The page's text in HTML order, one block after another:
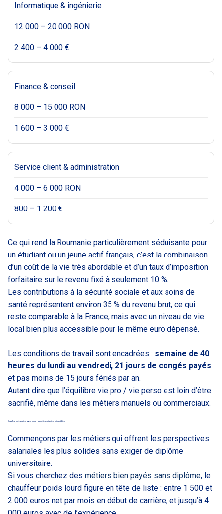
Informatique & ingénierie
12 000 – 20 000 RON
2 400 – 4 000 €
Finance & conseil
8 000 – 15 000 RON
1 600 – 3 000 €
Service client & administration
4 000 – 6 000 RON
800 – 1 200 €
Ce qui rend la Roumanie particulièrement séduisante pour
un étudiant ou un jeune actif français, c’est la combinaison
d’un coût de la vie très abordable et d’un taux d’imposition
forfaitaire sur le revenu fixé à seulement 10 %.
Les contributions à la sécurité sociale et aux soins de
santé représentent environ 35 % du revenu brut, ce qui
reste comparable à la France, mais avec un niveau de vie
local bien plus accessible pour le même euro dépensé.
Les conditions de travail sont encadrées : semaine de 40
heures du lundi au vendredi, 21 jours de congés payés
et pas moins de 15 jours fériés par an.
Autant dire que l’équilibre vie pro / vie perso est loin d’être
sacrifié, même dans les métiers manuels ou commerciaux.
Chauffeur, mécanicien, agent immo : les métiers qui paient vraiment bien
Commençons par les métiers qui offrent les perspectives
salariales les plus solides sans exiger de diplôme
universitaire.
Si vous cherchez des métiers bien payés sans diplôme, le
chauffeur poids lourd figure en tête de liste : entre 1 500 et
2 000 euros net par mois en début de carrière, et jusqu’à 4